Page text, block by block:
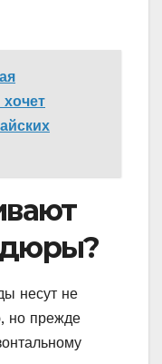
несут не
но прежде